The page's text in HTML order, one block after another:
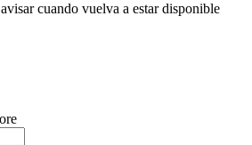
cuando vuelva a estar disponible